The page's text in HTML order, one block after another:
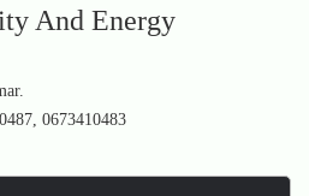
And Energy
0673410483